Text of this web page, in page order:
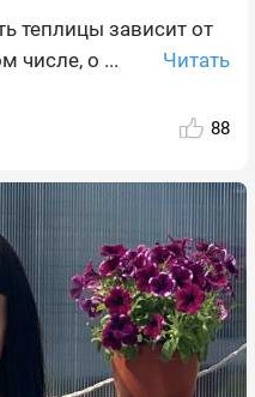
теплицы зависит от
числе, о ...
Читать
88